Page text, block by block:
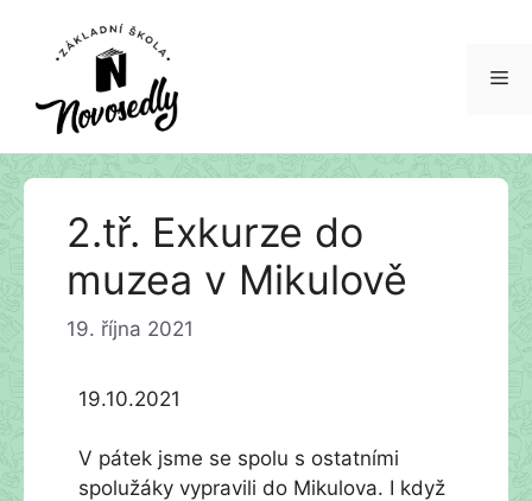
Přeskočit
2.tř. Exkurze do
muzea v Mikulově
19. října 2021
19.10.2021
V pátek jsme se spolu s ostatními
spolužáky vypravili do Mikulova. I když